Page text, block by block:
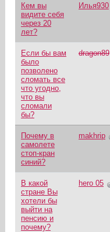
Кем вы
видите себя
через 20
лет?
Илья930
Если бы вам
было
позволено
сломать все
что угодно,
что вы
сломали
бы?
dragon89
Почему в
самолете
стоп-кран
синий?
makhrip
В какой
стране Вы
хотели бы
выйти на
пенсию и
почему?
hero 05